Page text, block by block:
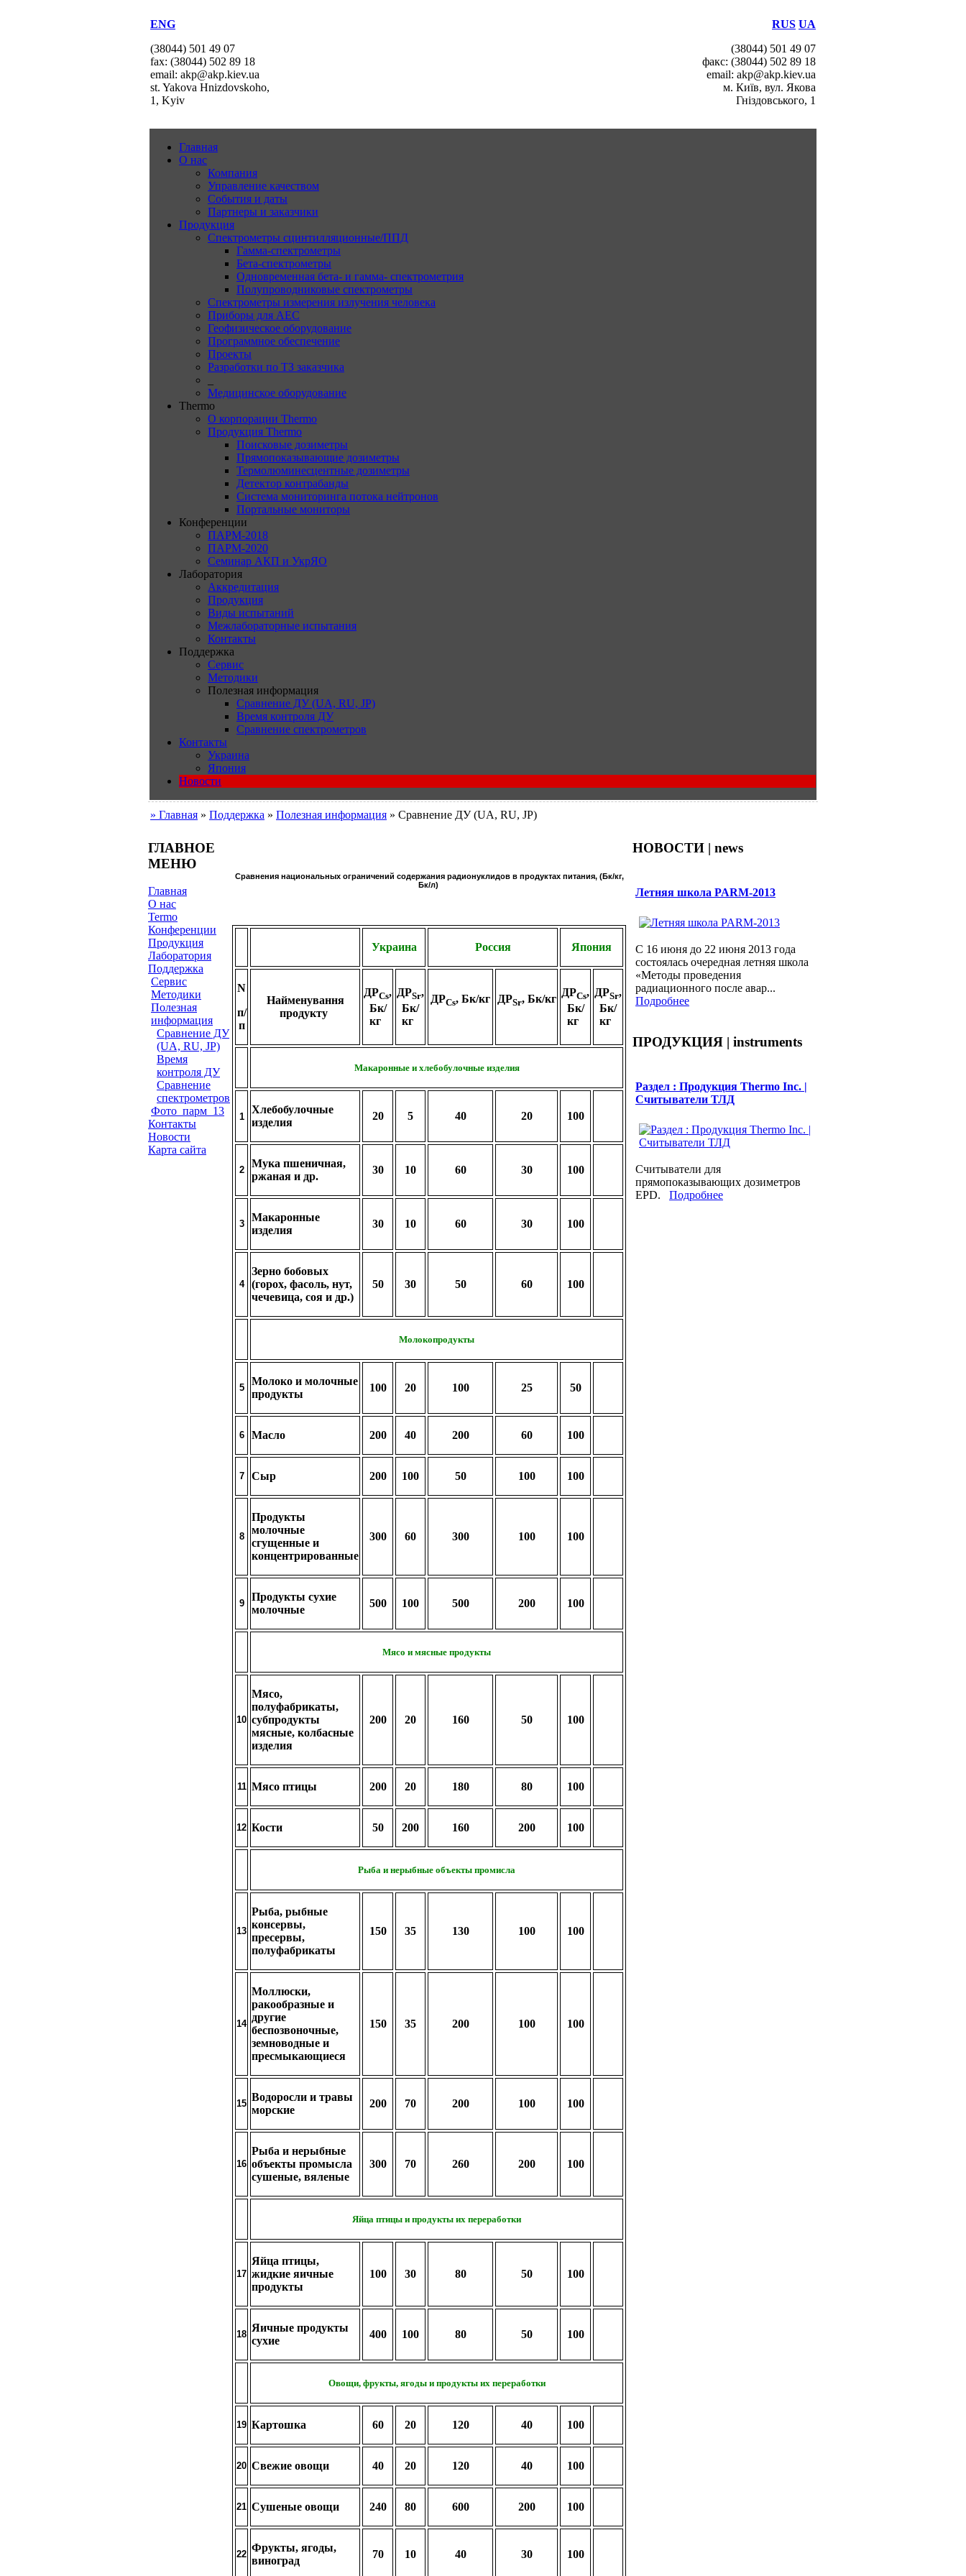
ENG
(38044) 501 49 07
fax: (38044) 502 89 18
email: akp@akp.kiev.ua
st. Yakova Hnizdovskoho,
1, Kyiv
RUS UA
(38044) 501 49 07
факс: (38044) 502 89 18
email: akp@akp.kiev.ua
м. Київ, вул. Якова
Гніздовського, 1
Главная
О нас
Компания
Управление качеством
События и даты
Партнеры и заказчики
Продукция
Спектрометры сцинтилляционные/ППД
Гамма-спектрометры
Бета-спектрометры
Одновременная бета- и гамма- спектрометрия
Полупроводниковые спектрометры
Спектрометры измерения излучения человека
Приборы для АЕС
Геофизическое оборудование
Программное обеспечение
Проекты
Разработки по ТЗ заказчика
Медицинское оборудование
Thermo
О корпорации Thermo
Продукция Thermo
Поисковые дозиметры
Прямопоказывающие дозиметры
Термолюминесцентные дозиметры
Детектор контрабанды
Система мониторинга потока нейтронов
Портальные мониторы
Конференции
ПАРМ-2018
ПАРМ-2020
Семинар АКП и УкрЯО
Лаборатория
Аккредитация
Продукция
Виды испытаний
Межлабораторные испытания
Контакты
Поддержка
Сервис
Методики
Полезная информация
Сравнение ДУ (UA, RU, JP)
Время контроля ДУ
Сравнение спектрометров
Контакты
Украина
Япония
Новости
» Главная » Поддержка » Полезная информация » Сравнение ДУ (UA, RU, JP)
ГЛАВНОЕ
МЕНЮ
Главная
О нас
Termo
Конференции
Продукция
Лаборатория
Поддержка
Сервис
Методики
Полезная
информация
Сравнение ДУ
(UA, RU, JP)
Время
контроля ДУ
Сравнение
спектрометров
Фото_парм_13
Контакты
Новости
Карта сайта
Сравнения национальных ограничений содержания радионуклидов в продуктах питания, (Бк/кг,
Бк/л)
Украина Россия Япония
N
п/
п
Найменування
продукту
ДРCs,
Бк/
кг
ДРSr,
Бк/
кг
ДРCs, Бк/кг ДРSr, Бк/кг
ДРCs,
Бк/
кг
ДРSr,
Бк/
кг
Макаронные и хлебобулочные изделия
1
Хлебобулочные
изделия
20 5 40 20 100
2
Мука пшеничная,
ржаная и др.
30 10 60 30 100
3
Макаронные
изделия
30 10 60 30 100
4
Зерно бобовых
(горох, фасоль, нут,
чечевица, соя и др.)
50 30 50 60 100
Молокопродукты
5
Молоко и молочные
продукты
100 20 100 25 50
6 Масло 200 40 200 60 100
7 Сыр 200 100 50 100 100
8
Продукты
молочные
сгущенные и
концентрированные
300 60 300 100 100
9
Продукты сухие
молочные
500 100 500 200 100
Мясо и мясные продукты
10
Мясо,
полуфабрикаты,
субпродукты
мясные, колбасные
изделия
200 20 160 50 100
11 Мясо птицы 200 20 180 80 100
12 Кости 50 200 160 200 100
Рыба и нерыбные объекты промисла
13
Рыба, рыбные
консервы,
пресервы,
полуфабрикаты
150 35 130 100 100
14
Моллюски,
ракообразные и
другие
беспозвоночные,
земноводные и
пресмыкающиеся
150 35 200 100 100
15
Водоросли и травы
морские
200 70 200 100 100
16
Рыба и нерыбные
объекты промысла
сушеные, вяленые
300 70 260 200 100
Яйца птицы и продукты их переработки
17
Яйца птицы,
жидкие яичные
продукты
100 30 80 50 100
18
Яичные продукты
сухие
400 100 80 50 100
Овощи, фрукты, ягоды и продукты их переработки
19 Картошка 60 20 120 40 100
20 Свежие овощи 40 20 120 40 100
21 Сушеные овощи 240 80 600 200 100
22
Фрукты, ягоды,
виноград
70 10 40 30 100
НОВОСТИ | news
Летняя школа PARM-2013
С 16 июня до 22 июня 2013 года
состоялась очередная летняя школа
«Методы проведения
радиационного после авар...
Подробнее
ПРОДУКЦИЯ | instruments
Раздел : Продукция Thermo Inc. |
Считыватели ТЛД
Считыватели для
прямопоказывающих дозиметров
EPD. Подробнее